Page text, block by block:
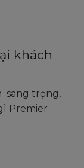
khách
sang trọng,
Premier